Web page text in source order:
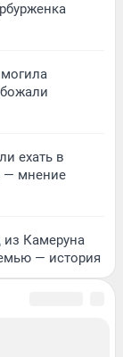
ехать в
— мнение
Камеруна
— история